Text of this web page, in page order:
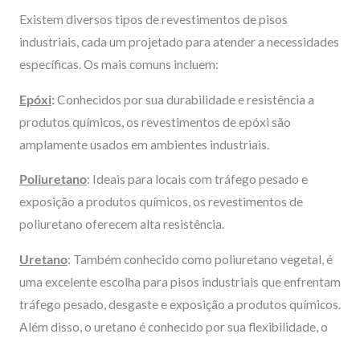
Existem diversos tipos de revestimentos de pisos
industriais, cada um projetado para atender a necessidades
específicas. Os mais comuns incluem:
Epóxi: Conhecidos por sua durabilidade e resistência a
produtos químicos, os revestimentos de epóxi são
amplamente usados em ambientes industriais.
Poliuretano: Ideais para locais com tráfego pesado e
exposição a produtos químicos, os revestimentos de
poliuretano oferecem alta resistência.
Uretano: Também conhecido como poliuretano vegetal, é
uma excelente escolha para pisos industriais que enfrentam
tráfego pesado, desgaste e exposição a produtos químicos.
Além disso, o uretano é conhecido por sua flexibilidade, o